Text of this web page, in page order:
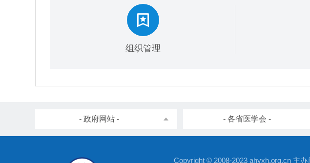
组织管理
- 政府网站 - - 各省医学会 -
Copyright © 2008-2023 ahyxh.org.cn 主